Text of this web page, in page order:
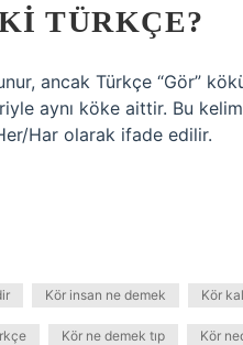
TÜRKÇE?
ancak Türkçe “Gör”
aynı köke aittir. Bu
Har olarak ifade edilir.
Kör insan ne demek Kör
Kör ne demek tıp Kör